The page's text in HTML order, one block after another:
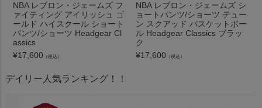
NBA レブロン・ジェームズ フ
ァイティング アイリッシュ ゴ
ールド ハイスクール ショート
パンツ/ショーツ Headgear Cl
assics
¥17,600 （税込）
NBA レブロン・ジェームズ シ
ョートパンツ/ショーツ テュー
ン スクアッド バスケットボー
ル Headgear Classics ブラッ
ク
¥17,600 （税込）
デイリー人気ランキング！！